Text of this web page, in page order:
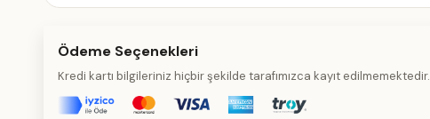
Ödeme Seçenekleri
Kredi kartı bilgileriniz hiçbir şekilde tarafımızca kayıt edilmemektedir.